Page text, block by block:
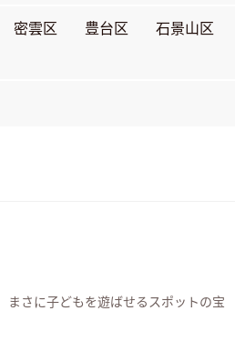
密雲区 豊台区 石景山区
さに子どもを遊ばせるスポットの宝